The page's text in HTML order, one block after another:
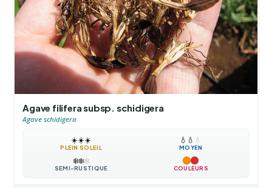
Agave filifera subsp. schidigera
Agave schidigera
☀️☀️☀️
PLEIN SOLEIL
💧 💧 💧
MOYEN
❄️❄️❄️
SEMI-RUSTIQUE COULEURS